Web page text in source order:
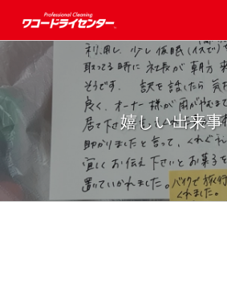
嬉しい出来